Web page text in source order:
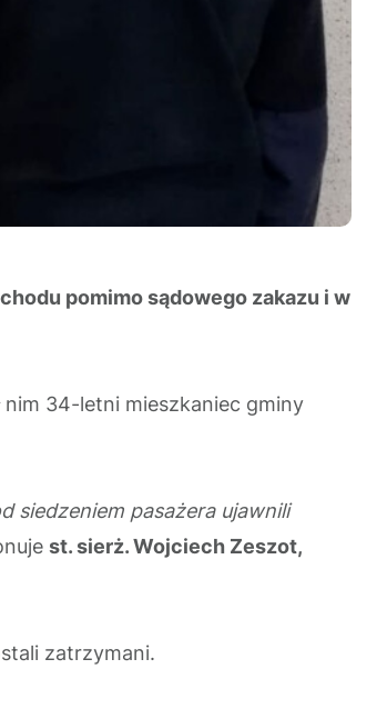
pomimo sądowego zakazu i w
34-letni mieszkaniec gminy
siedzeniem pasażera ujawnili
st. sierż. Wojciech Zeszot,
zatrzymani.